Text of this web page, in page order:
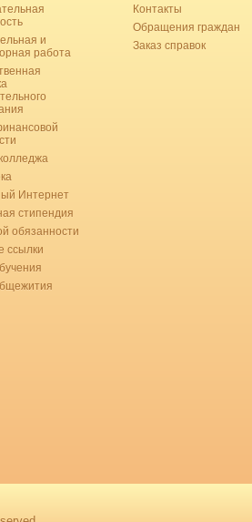
и
работа
Интернет
стипендия
обязанности
ссылки
Контакты
Обращения граждан
Заказ справок